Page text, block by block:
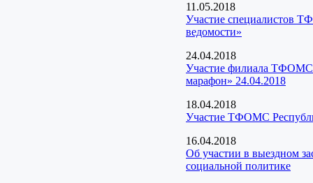
11.05.2018
Участие специалистов
ведомости»
24.04.2018
Участие филиала ТФОМС
марафон» 24.04.2018
18.04.2018
Участие ТФОМС
16.04.2018
Об участии в выездном
социальной политике